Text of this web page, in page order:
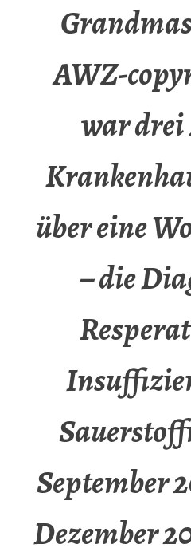
AWZ-
war
über eine
– die
September
Dezember